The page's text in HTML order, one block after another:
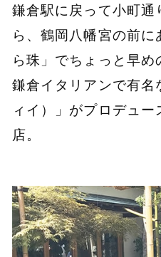
鎌倉駅に戻って小町
ら、鶴岡八幡宮の前
ら珠」でちょっと早
鎌倉イタリアンで有
ィイ）」がプロデュ
店。